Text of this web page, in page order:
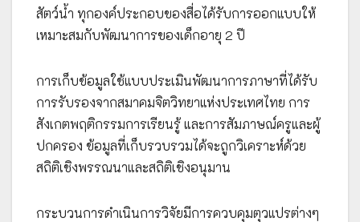
สัตว์น้ำ ทุกองค์ประกอบของสื่อได้รับการออกแบบให้
เหมาะสมกับพัฒนาการของเด็กอายุ 2 ปี
การเก็บข้อมูลใช้แบบประเมินพัฒนาการภาษาที่ได้รับ
การรับรองจากสมาคมจิตวิทยาแห่งประเทศไทย การ
สังเกตพฤติกรรมการเรียนรู้ และการสัมภาษณ์ครูและผู้
ปกครอง ข้อมูลที่เก็บรวบรวมได้จะถูกวิเคราะห์ด้วย
สถิติเชิงพรรณนาและสถิติเชิงอนุมาน
กระบวนการดำเนินการวิจัยมีการควบคุมตุวแปรต่างๆ